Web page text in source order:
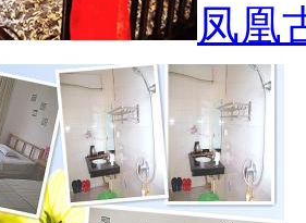
凤凰